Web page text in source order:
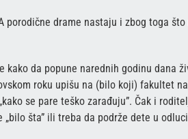
drame nastaju i zbog toga
da popune narednih godinu dana
roku upišu na (bilo koji) fakultet
se pare teško zarađuju”. Čak i
šta” ili treba da podrže dete u